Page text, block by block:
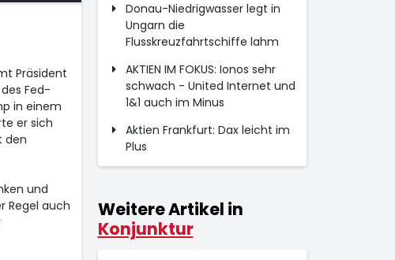
Präsident
Fed-
in einem
er sich
den
und
Regel auch
Donau-Niedrigwasser legt in
Ungarn die
Flusskreuzfahrtschiffe lahm
AKTIEN IM FOKUS: Ionos sehr
schwach - United Internet und
1&1 auch im Minus
Aktien Frankfurt: Dax leicht im
Plus
Weitere Artikel in
Konjunktur